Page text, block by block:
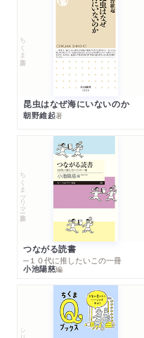
ちくま新書
昆虫はなぜ海にいないのか
朝野維起著
ちくまプリマー新書
つながる読書
─１０代に推したいこの一冊
小池陽慈編
シリーズ・全集